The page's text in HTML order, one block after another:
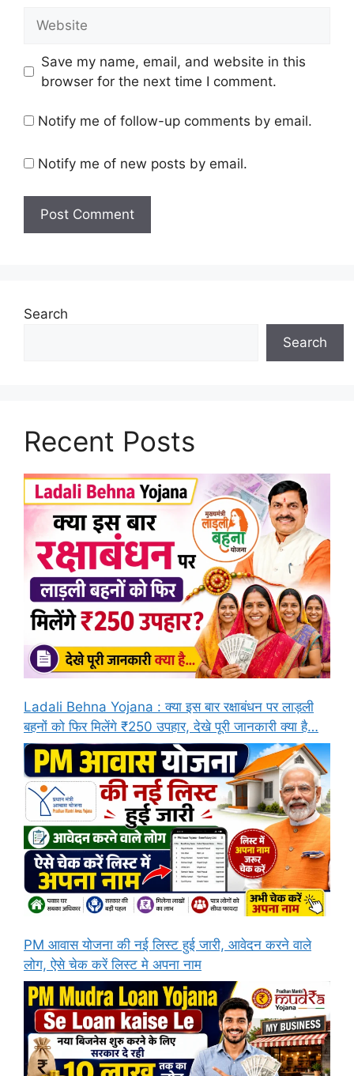
Save my name, email, and website in this
browser for the next time I comment.
Notify me of follow-up comments by email.
Notify me of new posts by email.
Search
Search
Recent Posts
Ladali Behna Yojana : क्या इस बार रक्षाबंधन पर लाड़ली
बहनों को फिर मिलेंगे ₹250 उपहार, देखे पूरी जानकारी क्या है…
PM आवास योजना की नई लिस्ट हुई जारी, आवेदन करने वाले
लोग, ऐसे चेक करें लिस्ट मे अपना नाम